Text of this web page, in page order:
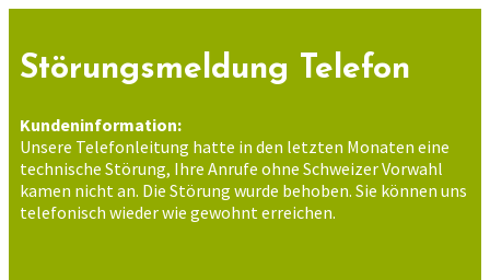
springen
Störungsmeldung Telefon
Kundeninformation:
Unsere Telefonleitung hatte in den letzten Monaten eine
technische Störung, Ihre Anrufe ohne Schweizer Vorwahl
kamen nicht an. Die Störung wurde behoben. Sie können uns
telefonisch wieder wie gewohnt erreichen.